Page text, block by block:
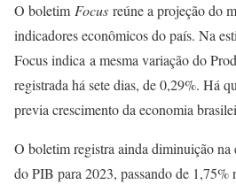
O boletim Focus reúne a projeção do
indicadores econômicos do país. Na
Focus indica a mesma variação do
registrada há sete dias, de 0,29%. Há
previa crescimento da economia
O boletim registra ainda diminuição na
do PIB para 2023, passando de 1,75%